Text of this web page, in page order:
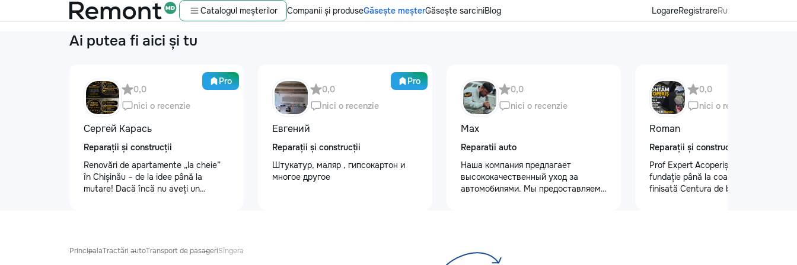
Catalogul meșterilor Companii și produseGăsește meșterGăsește sarciniBlog LogareRegistrareRu
Ai putea fi aici și tu
Pro
0,0
nici o recenzie
Сергей Карась
Reparații și construcții
Renovări de apartamente „la cheie”
în Chișinău – de la idee până la
mutare! Dacă încă nu aveți un
bugetului dumneavoastră. Contract +
Pro
0,0
nici o recenzie
Евгений
Reparații și construcții
Штукатур, маляр , гипсокартон и
многое другое
0,0
nici o recenzie
Max
Reparatii auto
Наша компания предлагает
высококачественный уход за
автомобилями. Мы предоставляем
защитными пленками, полировку
0,0
nici o recenzie
Roman
Reparații și construcții
Prof Expert Acoperiș – calitate de la
fundație până la coamă! Lucrare
finisată Centura de beton : •
PrincipalaTractări autoTransport de pasageriSîngera